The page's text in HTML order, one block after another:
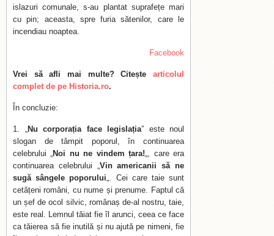
islazuri comunale, s-au plantat suprafețe mari
cu pin; aceasta, spre furia sătenilor, care le
incendiau noaptea.
Facebook
Vrei să afli mai multe? Citește articolul
complet de pe Historia.ro.
În concluzie:
„Nu corporația face legislația” este noul
slogan de tâmpit poporul, în continuarea
celebrului „Noi nu ne vindem țara!„, care era
continuarea celebrului „Vin americanii să ne
sugă sângele poporului„. Cei care taie sunt
cetățeni români, cu nume și prenume. Faptul că
un șef de ocol silvic, românaș de-al nostru, taie,
este real. Lemnul tăiat fie îl arunci, ceea ce face
ca tăierea să fie inutilă și nu ajută pe nimeni, fie